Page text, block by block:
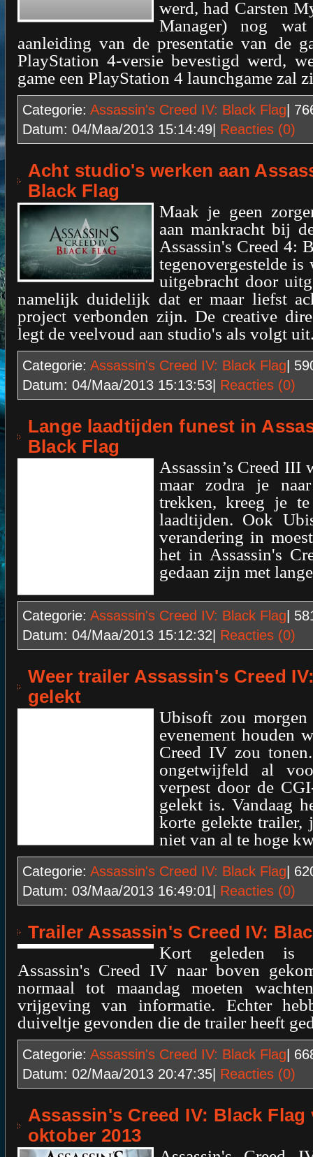
werd, had Carsten
Manager) nog
aanleiding van de presentatie van de
PlayStation 4-versie bevestigd werd,
game een PlayStation 4 launchgame zal
Categorie: Assassin's Creed IV: Black Flag |
Datum: 04/Maa/2013 15:14:49| Reacties (0)
Acht studio's werken aan
Black Flag
Maak je geen
aan mankracht bij
Assassin's Creed 4:
tegenovergestelde
uitgebracht door
namelijk duidelijk dat er maar liefst
project verbonden zijn. De creative
legt de veelvoud aan studio's als volgt
Categorie: Assassin's Creed IV: Black Flag |
Datum: 04/Maa/2013 15:13:53| Reacties (0)
Lange laadtijden funest in
Black Flag
Assassin’s Creed III
maar zodra je
trekken, kreeg je
laadtijden. Ook
verandering in
het in Assassin's
gedaan zijn met
Categorie: Assassin's Creed IV: Black Flag |
Datum: 04/Maa/2013 15:12:32 Reacties (0)
Weer trailer Assassin's Creed
gelekt
Ubisoft zou
evenement houden
Creed IV zou
ongetwijfeld al
verpest door de
gelekt is. Vandaag
korte gelekte trailer,
niet van al te hoge
Categorie: Assassin's Creed IV: Black Flag |
Datum: 03/Maa/2013 16:49:01 Reacties (0)
Trailer Assassin's Creed IV:
Kort geleden is
Assassin's Creed IV naar boven
normaal tot maandag moeten
vrijgeving van informatie. Echter
duiveltje gevonden die de trailer heeft
Categorie: Assassin's Creed IV: Black Flag |
Datum: 02/Maa/2013 20:47:35| Reacties (0)
Assassin's Creed IV: Black
oktober 2013